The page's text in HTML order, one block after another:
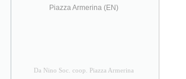
Piazza Armerina (EN)
Da Nino Soc. coop. Piazza Armerina